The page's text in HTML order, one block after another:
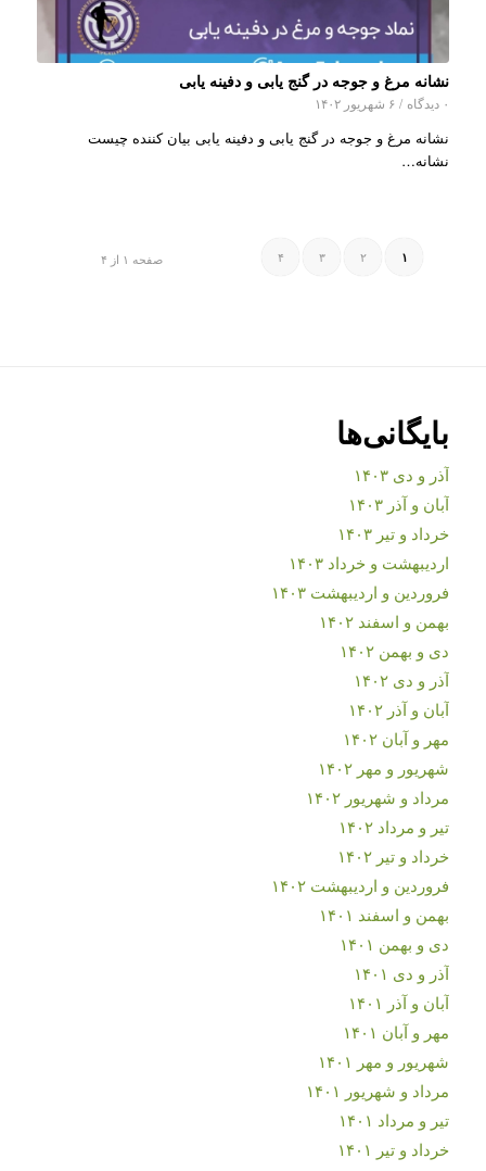
نشانه مرغ و جوجه در گنج یابی و دفینه یابی
۰ دیدگاه / ۶ شهریور ۱۴۰۲
نشانه مرغ و جوجه در گنج یابی و دفینه یابی بیان کننده چیست
نشانه…
صفحه ۱ از ۴ ۱ ۲ ۳ ۴
بایگانی‌ها
آذر و دی ۱۴۰۳
آبان و آذر ۱۴۰۳
خرداد و تیر ۱۴۰۳
اردیبهشت و خرداد ۱۴۰۳
فروردین و اردیبهشت ۱۴۰۳
بهمن و اسفند ۱۴۰۲
دی و بهمن ۱۴۰۲
آذر و دی ۱۴۰۲
آبان و آذر ۱۴۰۲
مهر و آبان ۱۴۰۲
شهریور و مهر ۱۴۰۲
مرداد و شهریور ۱۴۰۲
تیر و مرداد ۱۴۰۲
خرداد و تیر ۱۴۰۲
فروردین و اردیبهشت ۱۴۰۲
بهمن و اسفند ۱۴۰۱
دی و بهمن ۱۴۰۱
آذر و دی ۱۴۰۱
آبان و آذر ۱۴۰۱
مهر و آبان ۱۴۰۱
شهریور و مهر ۱۴۰۱
مرداد و شهریور ۱۴۰۱
تیر و مرداد ۱۴۰۱
خرداد و تیر ۱۴۰۱